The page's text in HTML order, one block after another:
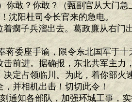
你敢？你敢？（甄副官从大门急
沈阳杜司令长官来的急电。
子兵溜出去。葛政廉从右门
蒋委座手谕，限令东北国军于
击前进。据确报，东北共军主力
决定占领临川。为此，着你部火
，并相机出击！切切此令！
通知各部队，加强环城工事，